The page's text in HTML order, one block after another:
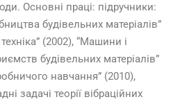
Основні праці: підручники:
будівельних матеріалів”
(2002), “Машини і
будівельних матеріалів”
навчання” (2010),
задачі теорії вібраційних